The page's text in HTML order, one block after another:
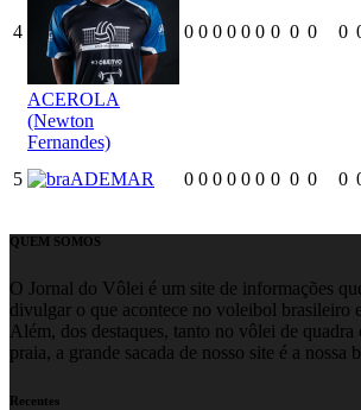
4
ACEROLA
(Newton
Fernandes)
0 0 0 0 0 0 0 0 0 0
5 ADEMAR 0 0 0 0 0 0 0 0 0 0
QUEM SOMOS
O Jornal do Vôlei é um site de informações
divulgar o que acontece no voleibol brasileiro
Além, dos destaques, tanto no vôlei de
praia, a grande sacada de nosso site é a nossa
Recentes